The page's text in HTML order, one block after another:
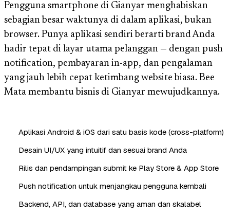
Pengguna smartphone di Gianyar menghabiskan
sebagian besar waktunya di dalam aplikasi, bukan
browser. Punya aplikasi sendiri berarti brand Anda
hadir tepat di layar utama pelanggan — dengan push
notification, pembayaran in-app, dan pengalaman
yang jauh lebih cepat ketimbang website biasa. Bee
Mata membantu bisnis di Gianyar mewujudkannya.
Aplikasi Android & iOS dari satu basis kode (cross-platform)
Desain UI/UX yang intuitif dan sesuai brand Anda
Rilis dan pendampingan submit ke Play Store & App Store
Push notification untuk menjangkau pengguna kembali
Backend, API, dan database yang aman dan skalabel